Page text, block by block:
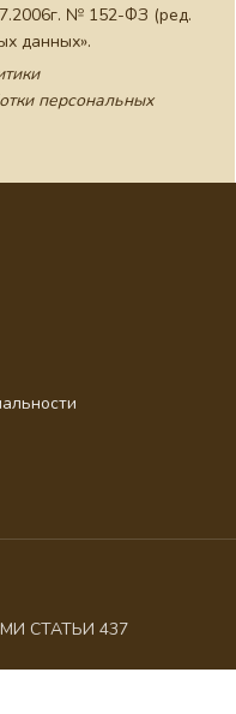
№ 152-ФЗ (ред.
данных».
персональных
СТАТЬИ 437